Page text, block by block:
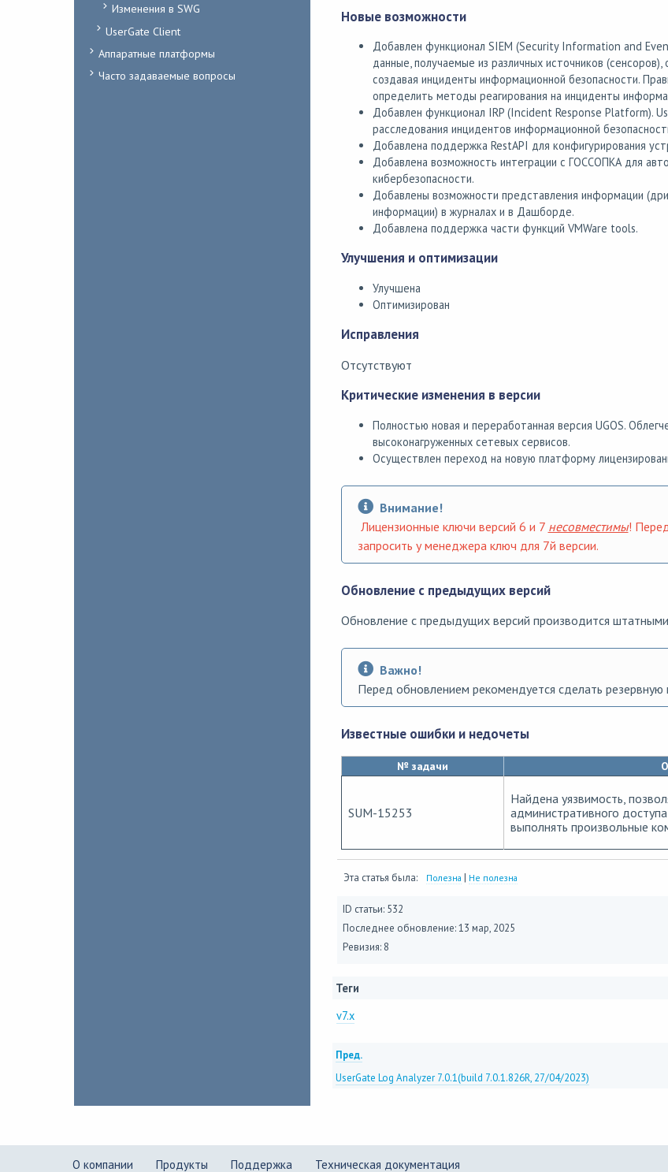
Изменения в SWG
UserGate Client
Аппаратные платформы
Часто задаваемые вопросы
Новые возможности
Добавлен функционал SIEM (Security Information and
данные, получаемые из различных источников
создавая инциденты информационной безопасности.
определить методы реагирования на инциденты
Добавлен функционал IRP (Incident Response Platform).
расследования инцидентов информационной
Добавлена поддержка RestAPI для конфигурирования
Добавлена возможность интеграции с ГОССОПКА для
кибербезопасности.
Добавлены возможности представления информации
информации) в журналах и в Дашборде.
Добавлена поддержка части функций VMWare tools.
Улучшения и оптимизации
Улучшена
Оптимизирован
Исправления
Отсутствуют
Критические изменения в версии
Полностью новая и переработанная версия UGOS.
высоконагруженных сетевых сервисов.
Осуществлен переход на новую платформу
Внимание!
Лицензионные ключи версий 6 и 7 несовместимы!
запросить у менеджера ключ для 7й версии.
Обновление с предыдущих версий
Обновление с предыдущих версий производится
Важно!
Перед обновлением рекомендуется сделать
Известные ошибки и недочеты
№ задачи
SUM-15253
Найдена уязвимость,
административного
выполнять произвольные
Эта статья была: Полезна | Не полезна
ID статьи: 532
Последнее обновление:13 мар, 2025
Ревизия: 8
Теги
v7.x
Пред.
UserGate Log Analyzer 7.0.1(build 7.0.1.826R, 27/04/2023)
О компании Продукты Поддержка Техническая документация